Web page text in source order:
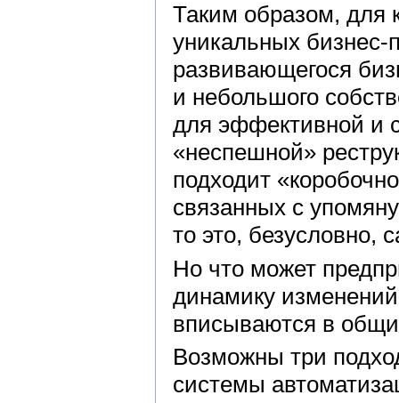
Таким образом, для
уникальных бизнес-
развивающегося
и небольшого
для эффективной и
«неспешной»
подходит
связанных с
то это,
Но что может
динамику
вписываются в
Возможны три
системы